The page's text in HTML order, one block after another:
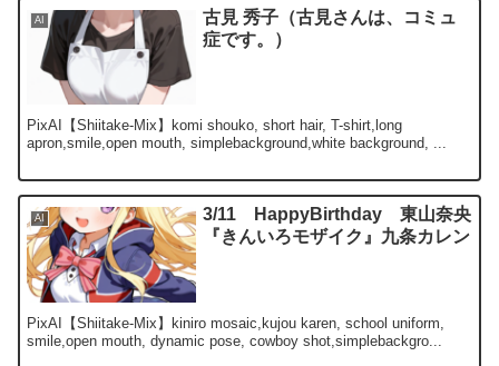
AI
古見 秀子（古見さんは、コミュ
症です。）
PixAI【Shiitake-Mix】komi shouko, short hair, T-shirt,long
apron,smile,open mouth, simplebackground,white background, ...
AI
3/11 HappyBirthday 東山奈央
『きんいろモザイク』九条カレン
PixAI【Shiitake-Mix】kiniro mosaic,kujou karen, school uniform,
smile,open mouth, dynamic pose, cowboy shot,simplebackgro...